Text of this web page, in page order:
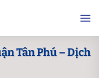
Tân Phú – Dịch